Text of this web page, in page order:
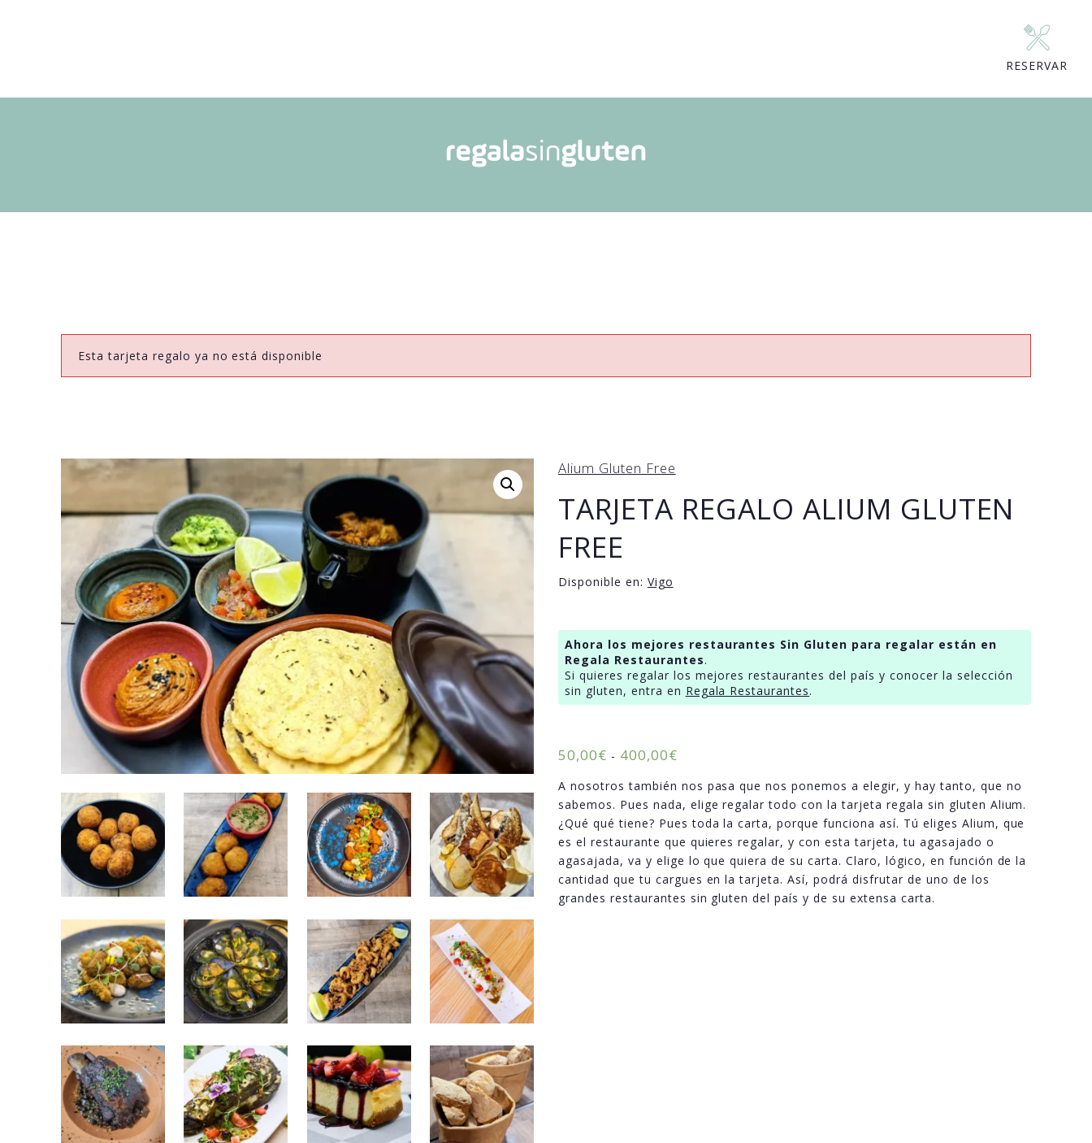
RESERVAR
Esta tarjeta regalo ya no está disponible
Alium Gluten Free
TARJETA REGALO ALIUM GLUTEN
FREE
Disponible en: Vigo
Ahora los mejores restaurantes Sin Gluten para regalar están en
Regala Restaurantes.
Si quieres regalar los mejores restaurantes del país y conocer la selección
sin gluten, entra en Regala Restaurantes.
50,00€ - 400,00€
A nosotros también nos pasa que nos ponemos a elegir, y hay tanto, que no
sabemos. Pues nada, elige regalar todo con la tarjeta regala sin gluten Alium.
¿Qué qué tiene? Pues toda la carta, porque funciona así. Tú eliges Alium, que
es el restaurante que quieres regalar, y con esta tarjeta, tu agasajado o
agasajada, va y elige lo que quiera de su carta. Claro, lógico, en función de la
cantidad que tu cargues en la tarjeta. Así, podrá disfrutar de uno de los
grandes restaurantes sin gluten del país y de su extensa carta.